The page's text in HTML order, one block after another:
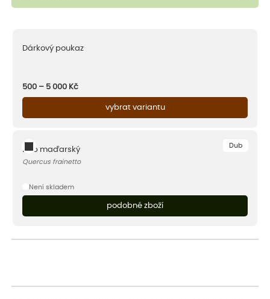
Dárkový poukaz
500 – 5 000 Kč
vybrat variantu
Dub
Dub maďarský
Quercus frainetto
Není skladem
podobné zboží